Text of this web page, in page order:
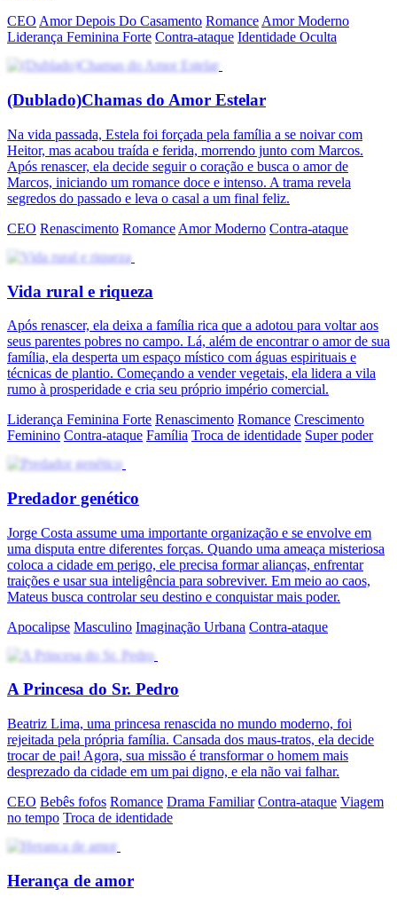
CEO Amor Depois Do Casamento RomanceAmor Moderno
Liderança Feminina Forte Contra-ataque Identidade Oculta
(Dublado)Chamas do Amor Estelar
Na vida passada, Estela foi forçada pela família a se noivar com
Heitor, mas acabou traída e ferida, morrendo junto com Marcos.
Após renascer, ela decide seguir o coração e busca o amor de
Marcos, iniciando um romance doce e intenso. A trama revela
segredos do passado e leva o casal a um final feliz.
CEO Renascimento Romance Amor Moderno Contra-ataque
Vida rural e riqueza
Após renascer, ela deixa a família rica que a adotou para voltar aos
seus parentes pobres no campo. Lá, além de encontrar o amor de sua
família, ela desperta um espaço místico com águas espirituais e
técnicas de plantio. Começando a vender vegetais, ela lidera a vila
rumo à prosperidade e cria seu próprio império comercial.
Liderança Feminina Forte Renascimento Romance Crescimento
Feminino Contra-ataque Família Troca de identidade Super poder
Predador genético
Jorge Costa assume uma importante organização e se envolve em
uma disputa entre diferentes forças. Quando uma ameaça misteriosa
coloca a cidade em perigo, ele precisa formar alianças, enfrentar
traições e usar sua inteligência para sobreviver. Em meio ao caos,
Mateus busca controlar seu destino e conquistar mais poder.
Apocalipse Masculino Imaginação Urbana Contra-ataque
A Princesa do Sr. Pedro
Beatriz Lima, uma princesa renascida no mundo moderno, foi
rejeitada pela própria família. Cansada dos maus-tratos, ela decide
trocar de pai! Agora, sua missão é transformar o homem mais
desprezado da cidade em um pai digno, e ela não vai falhar.
CEO Bebês fofos Romance Drama Familiar Contra-ataque Viagem
no tempo Troca de identidade
Herança de amor